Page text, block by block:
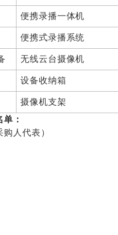
便携录播一体机
便携式录播系统
无线云台摄像机
设备收纳箱
摄像机支架
：
购人代表）